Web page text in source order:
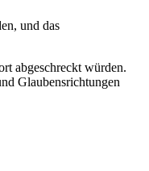
und das
abgeschreckt würden.
Glaubensrichtungen